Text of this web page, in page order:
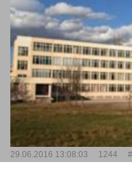
29.06.2016 13:08:03 1244